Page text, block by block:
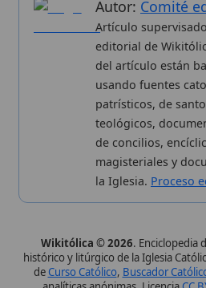
Sobre nosotros
Proceso editorial
Publicación seriada
Datos abiertos
Estadísticas
Aviso legal
Política de privacidad
Kit
✦ SÍGUENOS EN
Canal de WhatsApp
Únete · publicación regular
Perfil de Instagram
Síguenos · @wikitolica